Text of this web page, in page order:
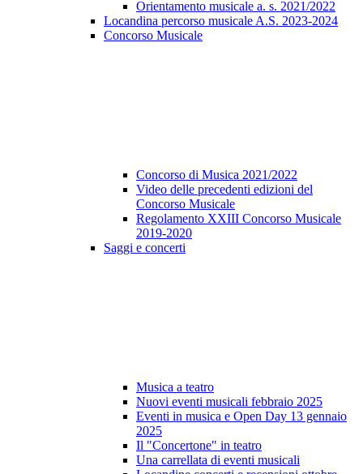
Orientamento musicale a. s. 2021/2022
Locandina percorso musicale A.S. 2023-2024
Concorso Musicale
Concorso di Musica 2021/2022
Video delle precedenti edizioni del
Concorso Musicale
Regolamento XXIII Concorso Musicale
2019-2020
Saggi e concerti
Musica a teatro
Nuovi eventi musicali febbraio 2025
Eventi in musica e Open Day 13 gennaio
2025
Il "Concertone" in teatro
Una carrellata di eventi musicali